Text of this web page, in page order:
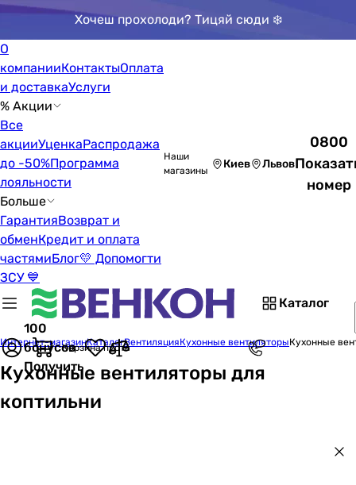
Хочеш прохолоди? Тицяй сюди ❄️
О
компанииКонтактыОплата
и доставкаУслуги
% Акции
Все
акцииУценкаРаспродажа
до -50%Программа
лояльности
Больше
ГарантияВозврат и
обменКредит и оплата
частямиБлог💛 Допомогти
ЗСУ 💙
Наши
магазины
Киев Львов
0800
номер
Каталог
100
бонусов
Получить
Корзина пуста
Интернет-магазинКаталогВентиляцияКухонные вентиляторыКухонные
Кухонные вентиляторы для
коптильни